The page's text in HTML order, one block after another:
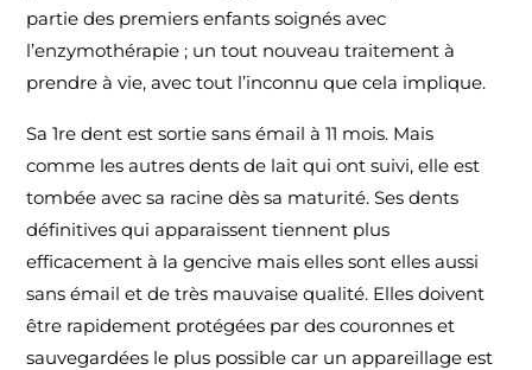
partie des premiers enfants soignés avec
l’enzymothérapie ; un tout nouveau traitement à
prendre à vie, avec tout l’inconnu que cela implique.
Sa 1re dent est sortie sans émail à 11 mois. Mais
comme les autres dents de lait qui ont suivi, elle est
tombée avec sa racine dès sa maturité. Ses dents
définitives qui apparaissent tiennent plus
efficacement à la gencive mais elles sont elles aussi
sans émail et de très mauvaise qualité. Elles doivent
être rapidement protégées par des couronnes et
sauvegardées le plus possible car un appareillage est